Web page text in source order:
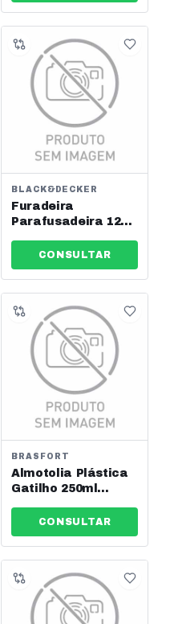
BLACK&DECKER
Furadeira
Parafusadeira 12v
Maleta
Black&decker Ref:
Ld12sc-Br
CONSULTAR
BRASFORT
Almotolia Plástica
Gatilho 250ml
CONSULTAR